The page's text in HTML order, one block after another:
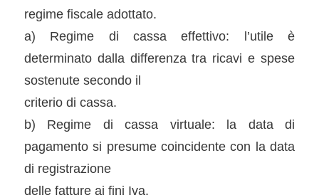
regime fiscale adottato.
a) Regime di cassa effettivo: l’utile è
determinato dalla differenza tra ricavi e spese
sostenute secondo il
criterio di cassa.
b) Regime di cassa virtuale: la data di
pagamento si presume coincidente con la data
di registrazione
delle fatture ai fini Iva.